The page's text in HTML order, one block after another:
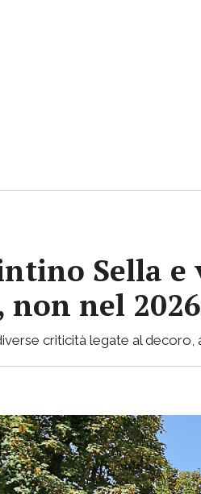
Sella e
nel
criticità legate al decoro,